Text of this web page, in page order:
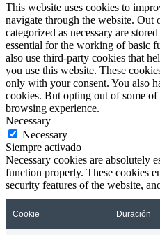
This website uses cookies to
navigate through the website. Out
categorized as necessary are
essential for the working of basic
also use third-party cookies that
you use this website. These
only with your consent. You also
cookies. But opting out of some
browsing experience.
Necessary
Necessary
Siempre activado
Necessary cookies are absolutely
function properly. These cookies
security features of the website,
Cookie Duración